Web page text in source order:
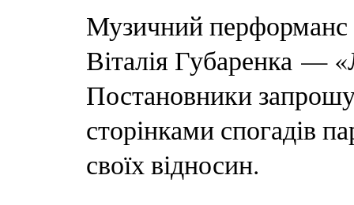
Музичний перформанс
Віталія Губаренка —
Постановники
сторінками спогадів
своїх відносин.